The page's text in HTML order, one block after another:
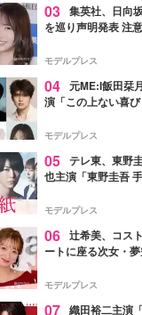
03 集英社、日向
を巡り声明発表 注
モデルプレス
04 元ME:I飯田栞
演「この上ない喜
ャスト発表
モデルプレス
05 テレ東、東野
也主演「東野圭吾
モデルプレス
06 辻希美、コス
ートに座る次女・
ぎ」「成長を感じる
モデルプレス
07 織田裕二主演